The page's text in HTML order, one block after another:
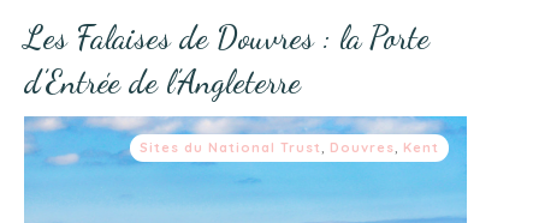
Les Falaises de Douvres : la Porte
d’Entrée de l’Angleterre
Sites du National Trust Douvres Kent